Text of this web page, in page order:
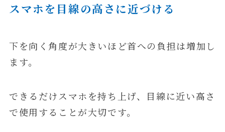
スマホを目線の高さに近づける
下を向く角度が大きいほど首への負担は増加し
ます。
できるだけスマホを持ち上げ、目線に近い高さ
で使用することが大切です。